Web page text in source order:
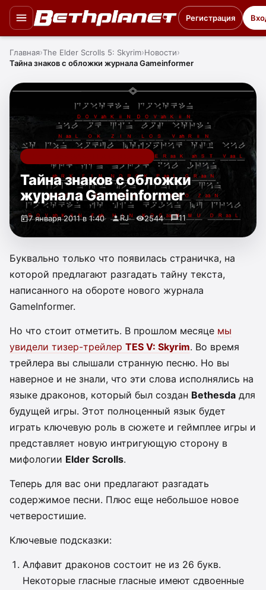
Регистрация
Главная The Elder Scrolls 5: Skyrim Новости
Тайна знаков с обложки журнала Gameinformer
Тайна знаков с обложки
журнала Gameinformer
7 января 2011 в 1:40 RJ 2544 11
Буквально только что появилась страничка, на
которой предлагают разгадать тайну текста,
написанного на обороте нового журнала
GameInformer.
Но что стоит отметить. В прошлом месяце мы
увидели тизер-трейлер TES V: Skyrim. Во время
трейлера вы слышали странную песню. Но вы
наверное и не знали, что эти слова исполнялись на
языке драконов, который был создан Bethesda для
будущей игры. Этот полноценный язык будет
играть ключевую роль в сюжете и геймплее игры и
представляет новую интригующую сторону в
мифологии Elder Scrolls.
Теперь для вас они предлагают разгадать
содержимое песни. Плюс еще небольшое новое
четверостишие.
Ключевые подсказки:
Алфавит драконов состоит не из 26 букв.
Некоторые гласные гласные имеют сдвоенные